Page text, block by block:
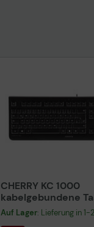
CHERRY KC 1000
kabelgebundene
QWERTZ DE -
Auf Lager: Lieferung in